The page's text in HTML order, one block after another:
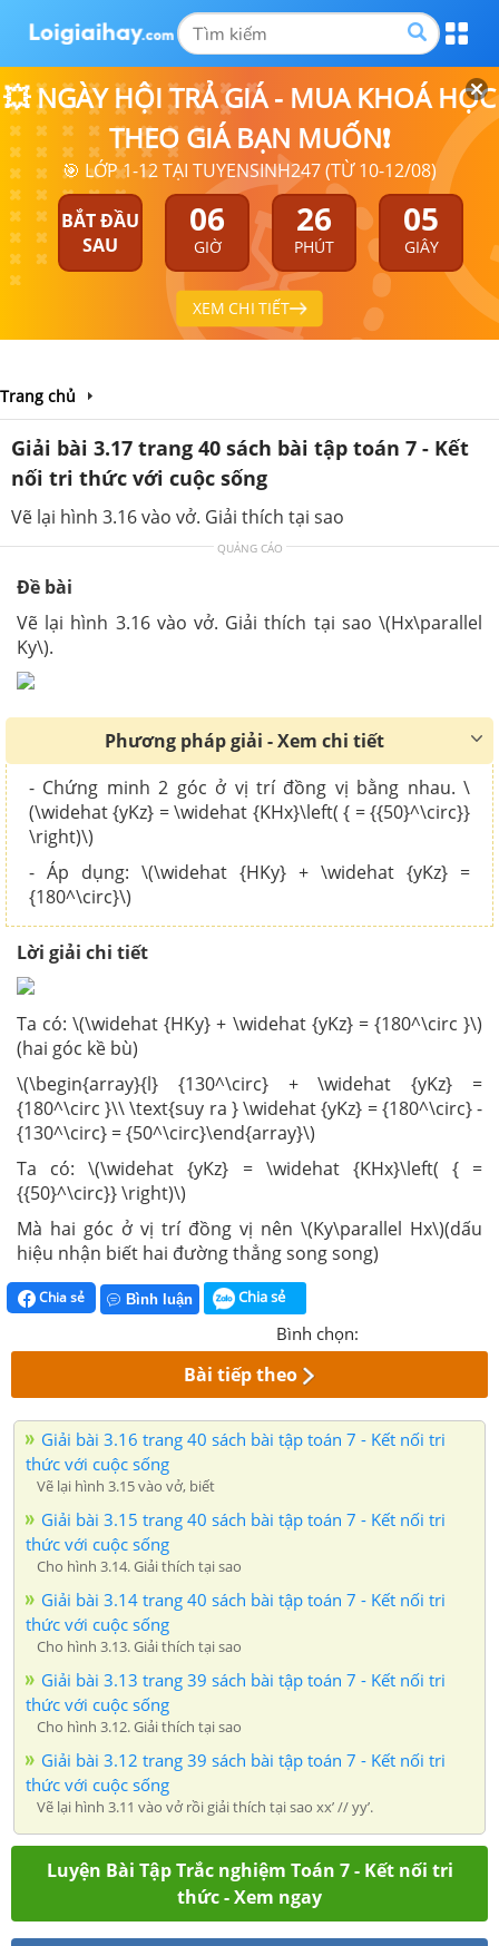
💥 NGÀY HỘI TRẢ GIÁ - MUA KHOÁ HỌC
THEO GIÁ BẠN MUỐN❗
🎯 LỚP 1-12 TẠI TUYENSINH247 (TỪ 10-12/08)
BẮT ĐẦU
SAU
06
GIỜ
26
PHÚT
04
GIÂY
XEM CHI TIẾT
Trang chủ
Giải bài 3.17 trang 40 sách bài tập toán 7 - Kết
nối tri thức với cuộc sống
Vẽ lại hình 3.16 vào vở. Giải thích tại sao
QUẢNG CÁO
Đề bài
Vẽ lại hình 3.16 vào vở. Giải thích tại sao \(Hx\parallel
Ky\).
Phương pháp giải - Xem chi tiết
- Chứng minh 2 góc ở vị trí đồng vị bằng nhau. \
(\widehat {yKz} = \widehat {KHx}\left( { = {{50}^\circ}}
\right)\)
- Áp dụng: \(\widehat {HKy} + \widehat {yKz} =
{180^\circ}\)
Lời giải chi tiết
Ta có: \(\widehat {HKy} + \widehat {yKz} = {180^\circ }\)
(hai góc kề bù)
\(\begin{array}{l} {130^\circ} + \widehat {yKz} =
{180^\circ }\\ \text{suy ra } \widehat {yKz} = {180^\circ} -
{130^\circ} = {50^\circ}\end{array}\)
Ta có: \(\widehat {yKz} = \widehat {KHx}\left( { =
{{50}^\circ}} \right)\)
Mà hai góc ở vị trí đồng vị nên \(Ky\parallel Hx\)(dấu
hiệu nhận biết hai đường thẳng song song)
Chia sẻ Bình luận Chia sẻ
Bình chọn:
Bài tiếp theo
Giải bài 3.16 trang 40 sách bài tập toán 7 - Kết nối tri
thức với cuộc sống
Vẽ lại hình 3.15 vào vở, biết
Giải bài 3.15 trang 40 sách bài tập toán 7 - Kết nối tri
thức với cuộc sống
Cho hình 3.14. Giải thích tại sao
Giải bài 3.14 trang 40 sách bài tập toán 7 - Kết nối tri
thức với cuộc sống
Cho hình 3.13. Giải thích tại sao
Giải bài 3.13 trang 39 sách bài tập toán 7 - Kết nối tri
thức với cuộc sống
Cho hình 3.12. Giải thích tại sao
Giải bài 3.12 trang 39 sách bài tập toán 7 - Kết nối tri
thức với cuộc sống
Vẽ lại hình 3.11 vào vở rồi giải thích tại sao xx’ // yy’.
Luyện Bài Tập Trắc nghiệm Toán 7 - Kết nối tri
thức - Xem ngay